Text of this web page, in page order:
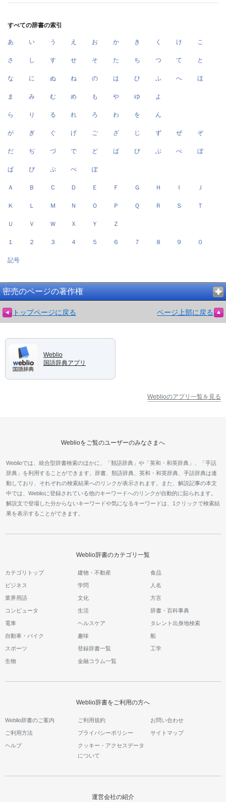
すべての辞書の索引
あ い う え お か き く け こ
さ し す せ そ た ち つ て と
な に ぬ ね の は ひ ふ へ ほ
ま み む め も や ゆ よ
ら り る れ ろ わ を ん
が ぎ ぐ げ ご ざ じ ず ぜ ぞ
だ ぢ づ で ど ば び ぶ べ ぼ
ぱ ぴ ぷ ぺ ぽ
Ａ Ｂ Ｃ Ｄ Ｅ Ｆ Ｇ Ｈ Ｉ Ｊ
Ｋ Ｌ Ｍ Ｎ Ｏ Ｐ Ｑ Ｒ Ｓ Ｔ
Ｕ Ｖ Ｗ Ｘ Ｙ Ｚ
１ ２ ３ ４ ５ ６ ７ ８ ９ ０
記号
密売のページの著作権
トップページに戻る ページ上部に戻る
Weblio
国語辞典アプリ
Weblioのアプリ一覧を見る
Weblioをご覧のユーザーのみなさまへ
Weblioでは、統合型辞書検索のほかに、「類語辞典」や「英和・和英辞典」、「手話
辞典」を利用することができます。辞書、類語辞典、英和・和英辞典、手話辞典は連
動しており、それぞれの検索結果へのリンクが表示されます。また、解説記事の本文
中では、Weblioに登録されている他のキーワードへのリンクが自動的に貼られます。
解説文で登場した分からないキーワードや気になるキーワードは、1クリックで検索結
果を表示することができます。
Weblio辞書のカテゴリ一覧
カテゴリトップ 建物・不動産 食品
ビジネス 学問 人名
業界用語 文化 方言
コンピュータ 生活 辞書・百科事典
電車 ヘルスケア タレント出身地検索
自動車・バイク 趣味 船
スポーツ 登録辞書一覧 工学
生物 金融コラム一覧
Weblio辞書をご利用の方へ
Weblio辞書のご案内 ご利用規約 お問い合わせ
ご利用方法 プライバシーポリシー サイトマップ
ヘルプ
クッキー・アクセスデータ
について
運営会社の紹介